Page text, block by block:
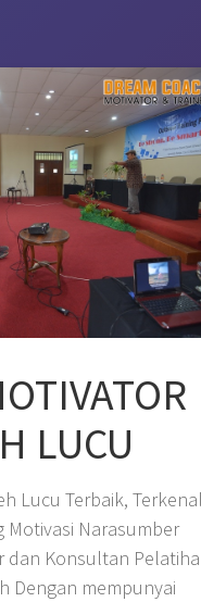
LUCU
Lucu Terbaik,
Motivasi Narasumber
dan Konsultan
Dengan mempunyai